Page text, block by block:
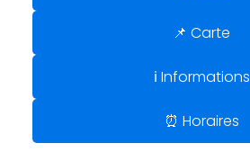
📌 Carte
ℹ️ Informations
⏰ Horaires